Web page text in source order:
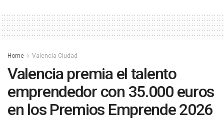
Home Valencia Ciudad
Valencia premia el talento
emprendedor con 35.000 euros
en los Premios Emprende 2026